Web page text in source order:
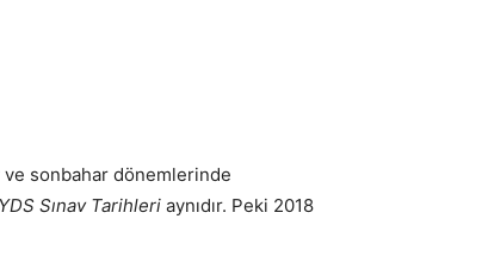
ve sonbahar dönemlerinde
YDS Sınav Tarihleri aynıdır. Peki 2018